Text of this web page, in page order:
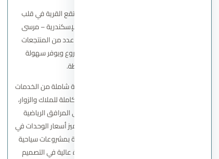
الموقع يعد من أبرز عوامل تميز المشروع، إذ تقع القرية في قلب
الساحل الشمالي عند الكيلو 193 على طريق الإسكندرية – مرسى
مطروح، وهو موقع حيوي يضعها بالقرب من عدد من المنتجعات
والمعالم الشهيرة، مما يعزز من قيمة المشروع ويوفر سهولة
الوصول إلى المناطق المحيطة.
إلى جانب ذلك، تقدم قرية جون سوديك مجموعة شاملة من الخدمات
الترفيهية والسياحية المصممة لتوفير تجربة متكاملة للملاك والزوار،
بدءًا من الشواطئ المجهزة والمسابح، وحتى المرافق الرياضية
والمناطق التجارية ومساحات الاسترخاء. كما تتميز أسعار الوحدات في
القرية بتنافسيتها، مما يجعلها خيارًا قويًا مقارنة بمشروعات سياحية
كبرى مثل لافيستا باي، مع الحفاظ على جودة عالية في التصميم